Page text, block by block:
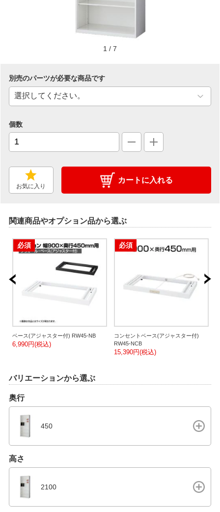
1 / 7
別売のパーツが必要な商品です
個数
お気に入り
カートに入れる
関連商品やオプション品から選ぶ
必須
ベース(アジャスター付) RW45-NB
6,990円(税込)
必須
コンセントベース(アジャスター付)
RW45-NCB
15,390円(税込)
バリエーションから選ぶ
奥行
450
高さ
2100